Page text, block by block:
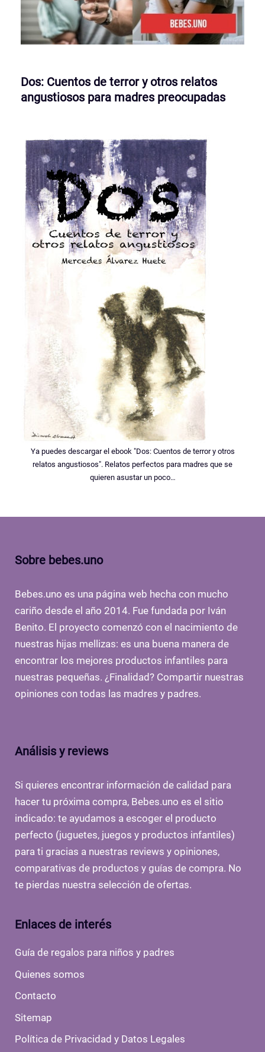
Dos: Cuentos de terror y otros relatos
angustiosos para madres preocupadas
Ya puedes descargar el ebook "Dos: Cuentos de terror y otros
relatos angustiosos". Relatos perfectos para madres que se
quieren asustar un poco…
Sobre bebes.uno
Bebes.uno es una página web hecha con mucho
cariño desde el año 2014. Fue fundada por Iván
Benito. El proyecto comenzó con el nacimiento de
nuestras hijas mellizas: es una buena manera de
encontrar los mejores productos infantiles para
nuestras pequeñas. ¿Finalidad? Compartir nuestras
opiniones con todas las madres y padres.
Análisis y reviews
Si quieres encontrar información de calidad para
hacer tu próxima compra, Bebes.uno es el sitio
indicado: te ayudamos a escoger el producto
perfecto (juguetes, juegos y productos infantiles)
para ti gracias a nuestras reviews y opiniones,
comparativas de productos y guías de compra. No
te pierdas nuestra selección de ofertas.
Enlaces de interés
Guía de regalos para niños y padres
Quienes somos
Contacto
Sitemap
Política de Privacidad y Datos Legales